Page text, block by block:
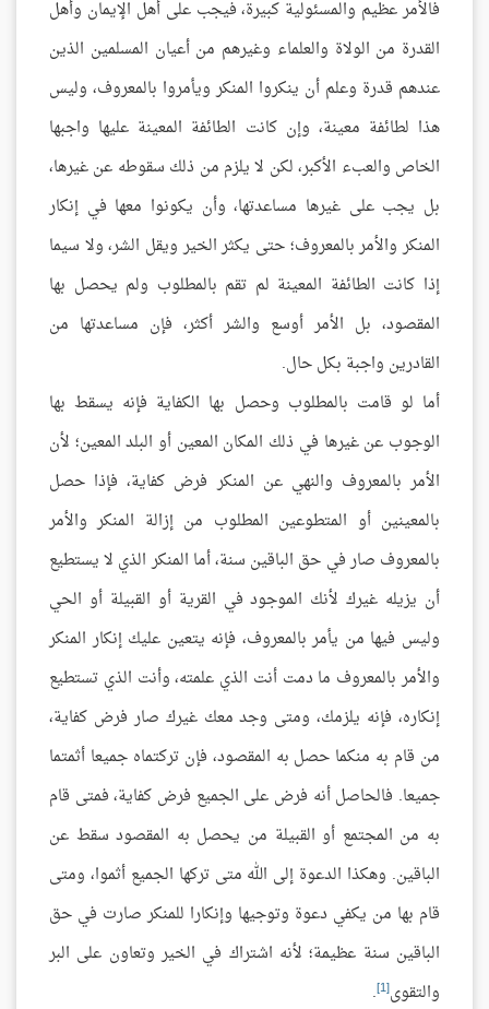
فالأمر عظيم والمسئولية كبيرة، فيجب على أهل الإيمان وأهل
القدرة من الولاة والعلماء وغيرهم من أعيان المسلمين الذين
عندهم قدرة وعلم أن ينكروا المنكر ويأمروا بالمعروف، وليس
هذا لطائفة معينة، وإن كانت الطائفة المعينة عليها واجبها
الخاص والعبء الأكبر، لكن لا يلزم من ذلك سقوطه عن غيرها،
بل يجب على غيرها مساعدتها، وأن يكونوا معها في إنكار
المنكر والأمر بالمعروف؛ حتى يكثر الخير ويقل الشر، ولا سيما
إذا كانت الطائفة المعينة لم تقم بالمطلوب ولم يحصل بها
المقصود، بل الأمر أوسع والشر أكثر، فإن مساعدتها من
القادرين واجبة بكل حال.
أما لو قامت بالمطلوب وحصل بها الكفاية فإنه يسقط بها
الوجوب عن غيرها في ذلك المكان المعين أو البلد المعين؛ لأن
الأمر بالمعروف والنهي عن المنكر فرض كفاية، فإذا حصل
بالمعينين أو المتطوعين المطلوب من إزالة المنكر والأمر
بالمعروف صار في حق الباقين سنة، أما المنكر الذي لا يستطيع
أن يزيله غيرك لأنك الموجود في القرية أو القبيلة أو الحي
وليس فيها من يأمر بالمعروف، فإنه يتعين عليك إنكار المنكر
والأمر بالمعروف ما دمت أنت الذي علمته، وأنت الذي تستطيع
إنكاره، فإنه يلزمك، ومتى وجد معك غيرك صار فرض كفاية،
من قام به منكما حصل به المقصود، فإن تركتماه جميعا أثمتما
جميعا. فالحاصل أنه فرض على الجميع فرض كفاية، فمتى قام
به من المجتمع أو القبيلة من يحصل به المقصود سقط عن
الباقين. وهكذا الدعوة إلى الله متى تركها الجميع أثموا، ومتى
قام بها من يكفي دعوة وتوجيها وإنكارا للمنكر صارت في حق
الباقين سنة عظيمة؛ لأنه اشتراك في الخير وتعاون على البر
والتقوى[1]
.